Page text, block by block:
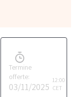
Termine
offerte:
03/11/2025
12:00
CET